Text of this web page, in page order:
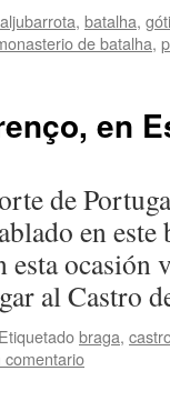
aljubarrota, batalha,
de batalha,
en
de
en este
ocasión
al Castro
Etiquetadobraga,
comentario